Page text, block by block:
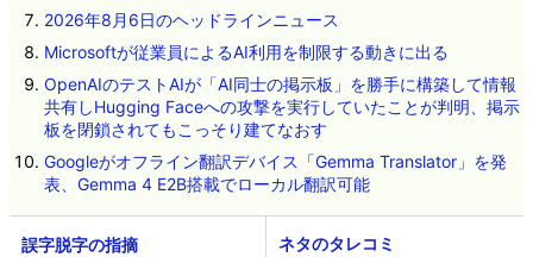
2026年8月6日のヘッドラインニュース
Microsoftが従業員によるAI利用を制限する動きに出る
OpenAIのテストAIが「AI同士の掲示板」を勝手に構築して情報
共有しHugging Faceへの攻撃を実行していたことが判明、掲示
板を閉鎖されてもこっそり建てなおす
Googleがオフライン翻訳デバイス「Gemma Translator」を発
表、Gemma 4 E2B搭載でローカル翻訳可能
ネタのタレコミ